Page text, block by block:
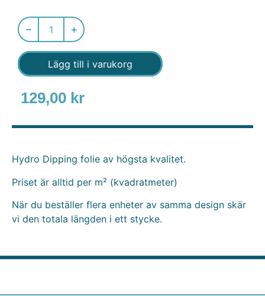
Lägg till i varukorg
129,00 kr
Hydro Dipping folie av högsta kvalitet.
Priset är alltid per m² (kvadratmeter)
När du beställer flera enheter av samma design skär
vi den totala längden i ett stycke.